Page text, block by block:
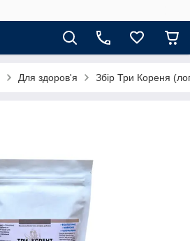
Для здоров'я Збір Три Кореня